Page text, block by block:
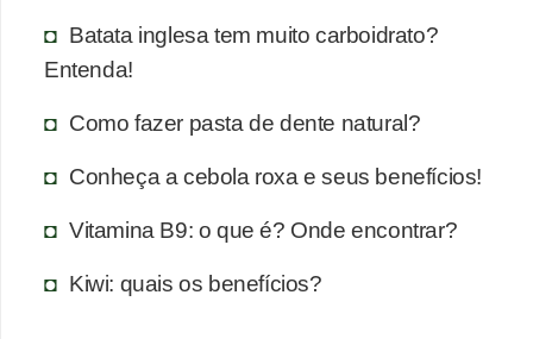
Batata inglesa tem muito carboidrato?
Entenda!
Como fazer pasta de dente natural?
Conheça a cebola roxa e seus benefícios!
Vitamina B9: o que é? Onde encontrar?
Kiwi: quais os benefícios?